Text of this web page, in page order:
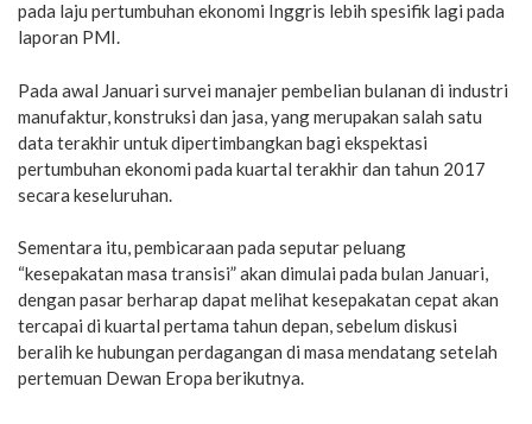
pada laju pertumbuhan ekonomi Inggris lebih spesifik lagi pada
laporan PMI.
Pada awal Januari survei manajer pembelian bulanan di industri
manufaktur, konstruksi dan jasa, yang merupakan salah satu
data terakhir untuk dipertimbangkan bagi ekspektasi
pertumbuhan ekonomi pada kuartal terakhir dan tahun 2017
secara keseluruhan.
Sementara itu, pembicaraan pada seputar peluang
“kesepakatan masa transisi” akan dimulai pada bulan Januari,
dengan pasar berharap dapat melihat kesepakatan cepat akan
tercapai di kuartal pertama tahun depan, sebelum diskusi
beralih ke hubungan perdagangan di masa mendatang setelah
pertemuan Dewan Eropa berikutnya.